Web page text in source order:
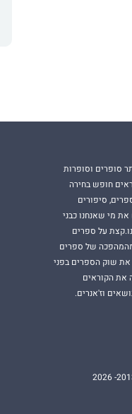
סופרים וסופרות
חופש בחירה
סיפורים
מי שאנחנו כבני
על ספרים
מהמהפכה של ספרים
שוק הספרים בפני
את הקוראים
וז'אנרים.